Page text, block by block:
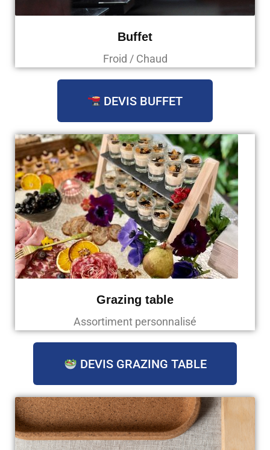
Buffet
Froid / Chaud
DEVIS BUFFET
Grazing table
Assortiment personnalisé
DEVIS GRAZING TABLE